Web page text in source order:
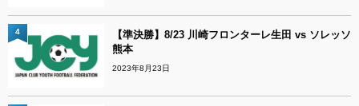
【準決勝】8/23 川崎フロンターレ生田 vs ソレッソ
熊本
2023年8月23日
4